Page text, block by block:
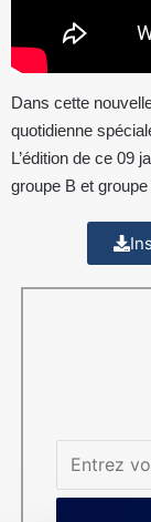
Dans cette
quotidienne
L’édition de ce 09
groupe B et groupe